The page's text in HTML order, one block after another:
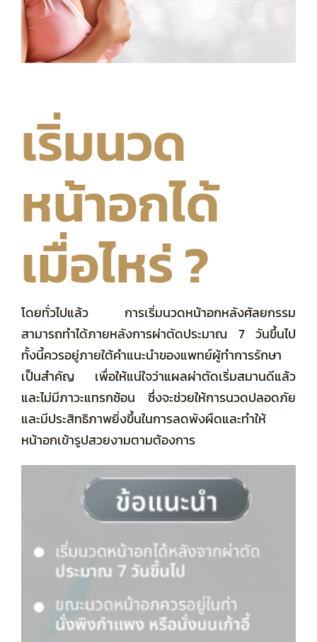
รวมรีวิวทั้งหมด
เริ่มนวด
หน้าอกได้
เมื่อไหร่ ?
โดยทั่วไปแล้ว การเริ่มนวดหน้าอกหลังศัลยกรรม
สามารถทำได้ภายหลังการผ่าตัดประมาณ 7 วันขึ้นไป
ทั้งนี้ควรอยู่ภายใต้คำแนะนำของแพทย์ผู้ทำการรักษา
เป็นสำคัญ เพื่อให้แน่ใจว่าแผลผ่าตัดเริ่มสมานดีแล้ว
และไม่มีภาวะแทรกซ้อน ซึ่งจะช่วยให้การนวดปลอดภัย
และมีประสิทธิภาพยิ่งขึ้นในการลดพังผืดและทำให้
หน้าอกเข้ารูปสวยงามตามต้องการ